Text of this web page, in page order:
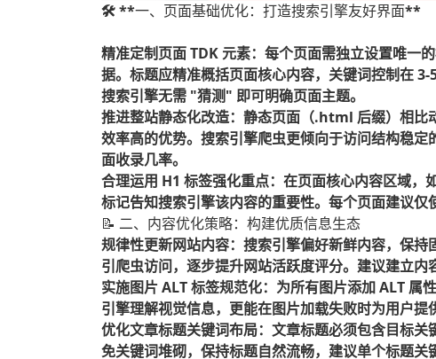
🛠️ **一、页面基础优化：打造搜索引擎友好界面**
精准定制页面 TDK 元素：每个页面需独立设置唯一
据。标题应精准概括页面核心内容，关键词控制在
搜索引擎无需 "猜测" 即可明确页面主题。
推进整站静态化改造：静态页面（.html 后缀）相
效率高的优势。搜索引擎爬虫更倾向于访问结构稳
面收录几率。
合理运用 H1 标签强化重点：在页面核心内容区域
标记告知搜索引擎该内容的重要性。每个页面建议仅
📝 二、内容优化策略：构建优质信息生态
规律性更新网站内容：搜索引擎偏好新鲜内容，保
引爬虫访问，逐步提升网站活跃度评分。建议建立内
实施图片 ALT 标签规范化：为所有图片添加 ALT 属
引擎理解视觉信息，更能在图片加载失败时为用户提
优化文章标题关键词布局：文章标题必须包含目标
免关键词堆砌，保持标题自然流畅，建议单个标题